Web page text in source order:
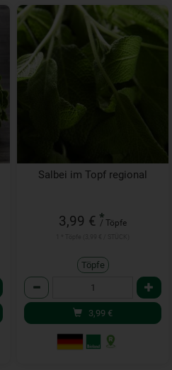
Salbei im Topf regional
3,99 € *
/ Töpfe
Töpfe
Anzahl
3,99 €